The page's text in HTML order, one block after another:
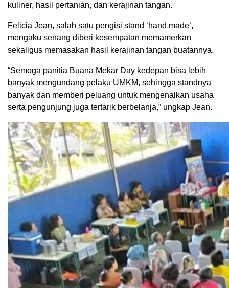
kuliner, hasil pertanian, dan kerajinan tangan.
Felicia Jean, salah satu pengisi stand ‘hand made’,
mengaku senang diberi kesempatan memamerkan
sekaligus memasakan hasil kerajinan tangan buatannya.
“Semoga panitia Buana Mekar Day kedepan bisa lebih
banyak mengundang pelaku UMKM, sehingga standnya
banyak dan memberi peluang untuk mengenalkan usaha
serta pengunjung juga tertarik berbelanja,” ungkap Jean.